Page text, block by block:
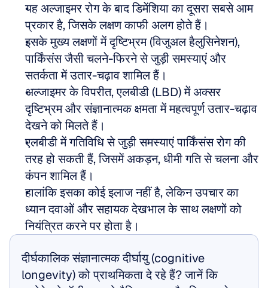
यह अल्जाइमर रोग के बाद डिमेंशिया का दूसरा सबसे आम
प्रकार है, जिसके लक्षण काफी अलग होते हैं।
इसके मुख्य लक्षणों में दृष्टिभ्रम (विजुअल हैलुसिनेशन),
पार्किंसंस जैसी चलने-फिरने से जुड़ी समस्याएं और
सतर्कता में उतार-चढ़ाव शामिल हैं।
अल्जाइमर के विपरीत, एलबीडी (LBD) में अक्सर
दृष्टिभ्रम और संज्ञानात्मक क्षमता में महत्वपूर्ण उतार-चढ़ाव
देखने को मिलते हैं।
एलबीडी में गतिविधि से जुड़ी समस्याएं पार्किंसंस रोग की
तरह हो सकती हैं, जिसमें अकड़न, धीमी गति से चलना और
कंपन शामिल हैं।
हालांकि इसका कोई इलाज नहीं है, लेकिन उपचार का
ध्यान दवाओं और सहायक देखभाल के साथ लक्षणों को
नियंत्रित करने पर होता है।
दीर्घकालिक संज्ञानात्मक दीर्घायु (cognitive
longevity) को प्राथमिकता दे रहे हैं? जानें कि